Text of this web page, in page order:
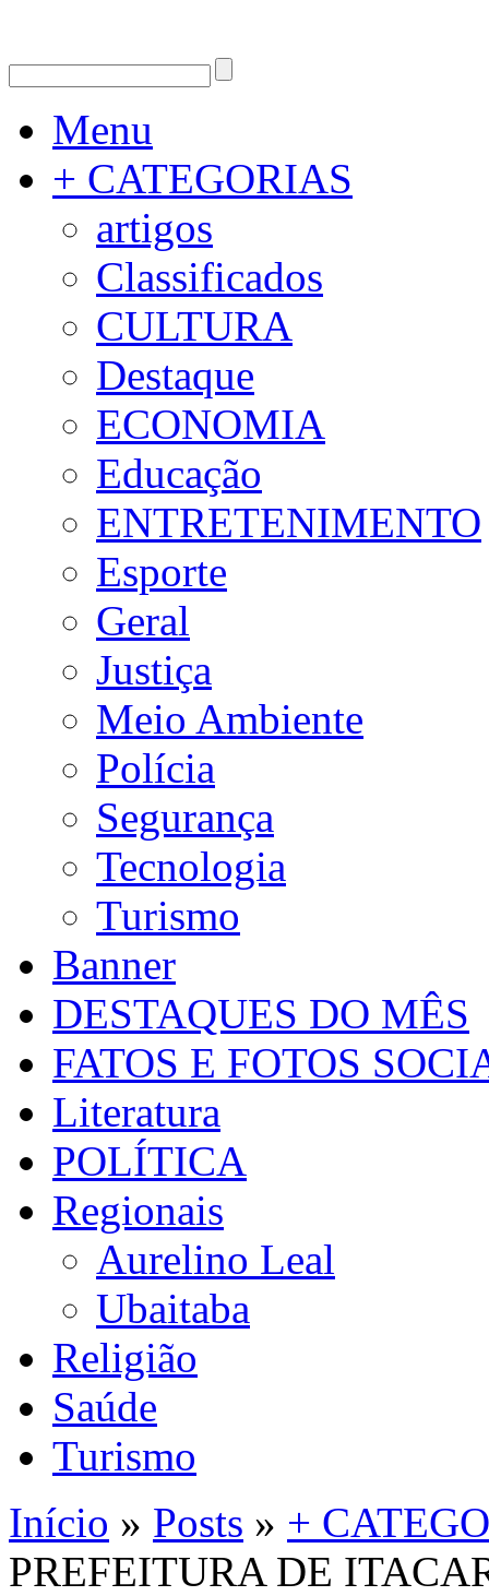
Menu
+ CATEGORIAS
artigos
Classificados
CULTURA
Destaque
ECONOMIA
Educação
ENTRETENIMENTO
Esporte
Geral
Justiça
Meio Ambiente
Polícia
Segurança
Tecnologia
Turismo
Banner
DESTAQUES DO MÊS
FATOS E FOTOS
Literatura
POLÍTICA
Regionais
Aurelino Leal
Ubaitaba
Religião
Saúde
Turismo
Início » Posts » +
PREFEITURA DE